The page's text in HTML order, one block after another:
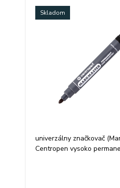
Skladom
univerzálny značkovač
Centropen vysoko